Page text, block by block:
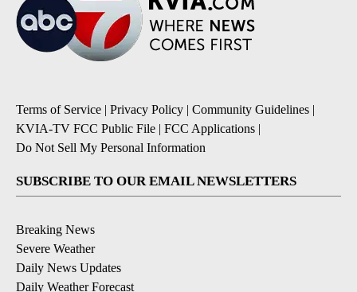
Terms of Service | Privacy Policy | Community Guidelines |
KVIA-TV FCC Public File | FCC Applications |
Do Not Sell My Personal Information
SUBSCRIBE TO OUR EMAIL NEWSLETTERS
Breaking News
Severe Weather
Daily News Updates
Daily Weather Forecast